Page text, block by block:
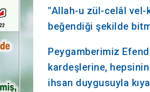
"Allah-u zül-celâl vel-
beğendiği şekilde
Peygamberimiz
kardeşlerine, hepsinin
ihsan duygusuyla